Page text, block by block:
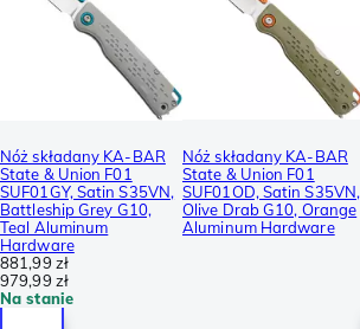
Nóż składany KA-BAR
State & Union F01
SUF01GY, Satin S35VN,
Battleship Grey G10,
Teal Aluminum
Hardware
881,99 zł
979,99 zł
Na stanie
Nóż składany KA-BAR
State & Union F01
SUF01OD, Satin S35VN,
Olive Drab G10, Orange
Aluminum Hardware